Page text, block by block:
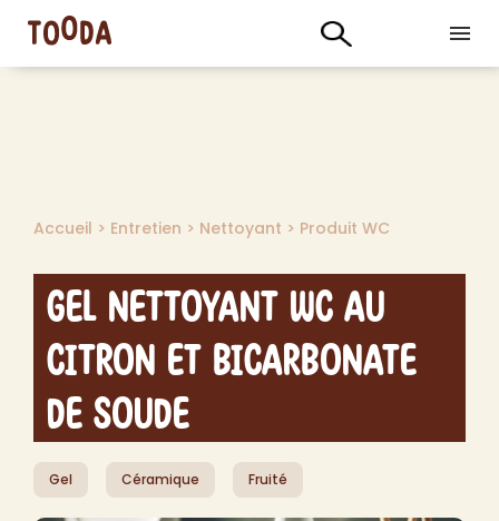
Accueil > Entretien > Nettoyant > Produit WC
Gel Nettoyant WC au
Citron et Bicarbonate
de Soude
Gel Céramique Fruité